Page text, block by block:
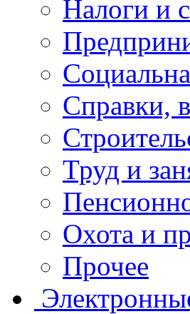
Налоги и
Справки,
Труд и
Охота и
Прочее